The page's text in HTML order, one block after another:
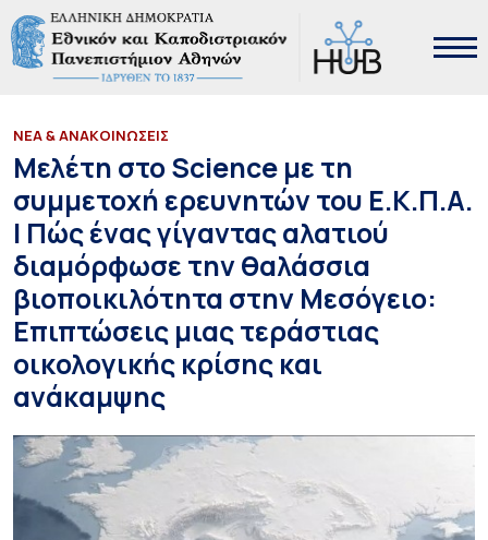
ΝΕΑ & ΑΝΑΚΟΙΝΩΣΕΙΣ
Μελέτη στο Science με τη
συμμετοχή ερευνητών του Ε.Κ.Π.Α.
| Πώς ένας γίγαντας αλατιού
διαμόρφωσε την θαλάσσια
βιοποικιλότητα στην Μεσόγειο:
Επιπτώσεις μιας τεράστιας
οικολογικής κρίσης και
ανάκαμψης